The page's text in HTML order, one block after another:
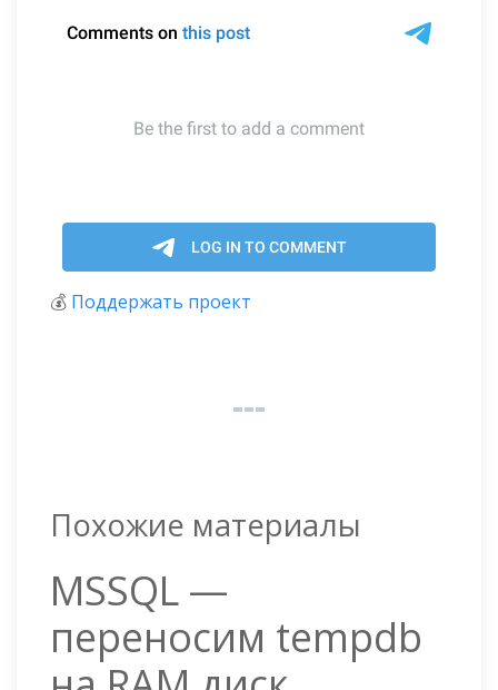
💰 Поддержать проект
Похожие материалы
MSSQL —
переносим tempdb